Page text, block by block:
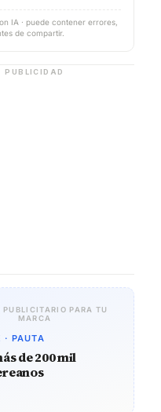
IA · puede contener errores,
de compartir.
PUBLICIDAD
PUBLICITARIO PARA TU
MARCA
· PAUTA
de 200 mil